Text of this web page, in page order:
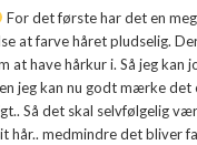
For det første har det en
at farve håret pludselig.
have hårkur i. Så jeg kan
jeg kan nu godt mærke det
Så det skal selvfølgelig
hår.. medmindre det bliver